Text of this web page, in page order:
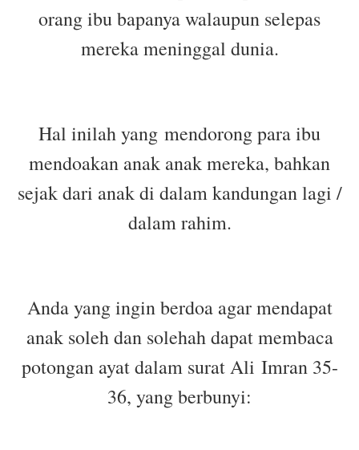
orang ibu bapanya walaupun selepas
mereka meninggal dunia.
Hal inilah yang mendorong para ibu
mendoakan anak anak mereka, bahkan
sejak dari anak di dalam kandungan lagi /
dalam rahim.
Anda yang ingin berdoa agar mendapat
anak soleh dan solehah dapat membaca
potongan ayat dalam surat Ali Imran 35-
36, yang berbunyi: